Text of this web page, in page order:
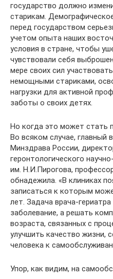
государство должно
старикам.
перед государством
учетом опыта наших
условия в стране, чтобы
чувствовали себя
мере своих сил
немощными стариками,
нагрузки для активной
заботы о своих детях.
Но когда это может стать
Во всяком случае, главный
Минздрава России,
геронтологического
им. Н.И.Пирогова,
обнадежила. «В клиниках
записаться к которым
лет. Задача врача-
заболевание, а решать
возраста, связанных с
улучшить качество жизни,
человека к
Упор, как видим, на